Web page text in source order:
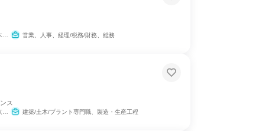
営業、人事、経理/税務/財務、総務
ス
県 建築/土木/プラント専門職、製造・生産工程